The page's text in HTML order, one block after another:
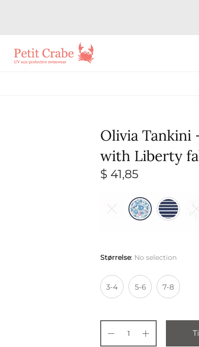
Olivia Tankini
with Liberty
$ 41,85
Størrelse: No selection
3-4 5-6 7-8